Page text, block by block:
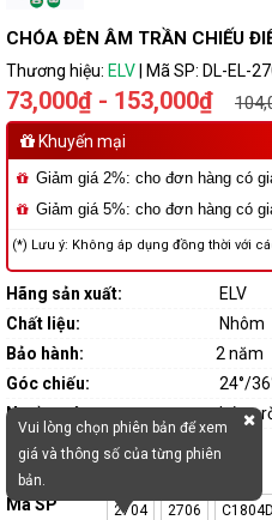
CHÓA ĐÈN ÂM TRẦN CHIẾU
Thương hiệu: ELV Mã SP: DL-EL-
73,000₫ - 153,000₫
Khuyến mại
Giảm giá 2%: cho đơn hàng có
Giảm giá 5%: cho đơn hàng có
(*) Lưu ý: Không áp dụng đồng thời với
Hãng sản xuất:
ELV
Chất liệu:
Nhôm
Bảo hành:
2 năm
Góc chiếu:
24°/
Nguồn sáng:
bóng
Vui lòng chọn phiên bản để xem
giá và thông số của từng phiên
bản.
Mã SP 2704 2706 C1804D